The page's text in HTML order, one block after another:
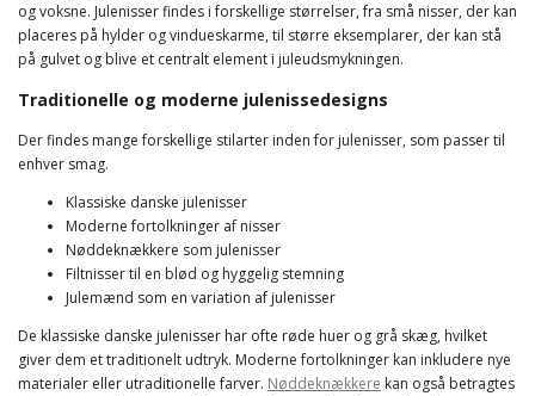
og voksne. Julenisser findes i forskellige størrelser, fra små nisser, der kan
placeres på hylder og vindueskarme, til større eksemplarer, der kan stå
på gulvet og blive et centralt element i juleudsmykningen.
Traditionelle og moderne julenissedesigns
Der findes mange forskellige stilarter inden for julenisser, som passer til
enhver smag.
Klassiske danske julenisser
Moderne fortolkninger af nisser
Nøddeknækkere som julenisser
Filtnisser til en blød og hyggelig stemning
Julemænd som en variation af julenisser
De klassiske danske julenisser har ofte røde huer og grå skæg, hvilket
giver dem et traditionelt udtryk. Moderne fortolkninger kan inkludere nye
materialer eller utraditionelle farver. Nøddeknækkere kan også betragtes